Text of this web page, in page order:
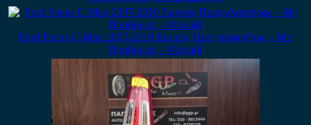
Ford Focus C-Max 2007-2010 Εμπρός Προφυλακτήρας – Με
Προβολείς – Μολυβί